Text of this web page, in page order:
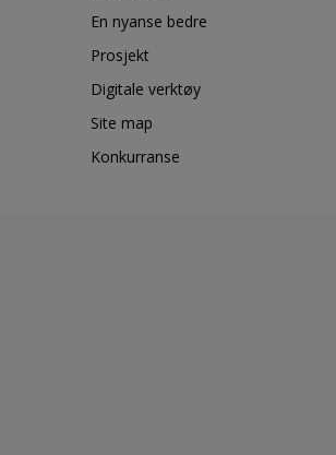
En nyanse bedre
Prosjekt
Digitale verktøy
Site map
Konkurranse